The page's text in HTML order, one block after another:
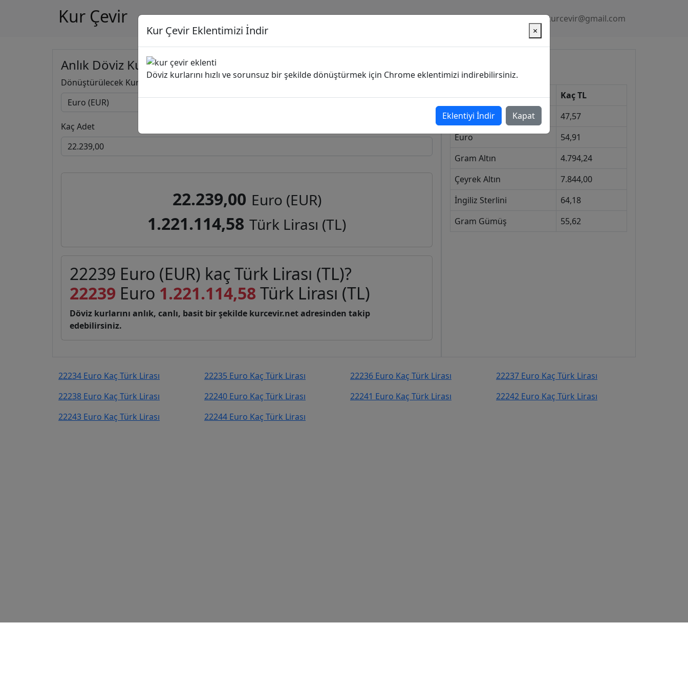
Kur Çevir Gizlilik Politikası kurcevir@gmail.com
Anlık Döviz Kuru Hesapla
Dönüştürülecek Kur Dönüşecek Kur
Kaç Adet
22.239,00 Euro (EUR)
1.221.114,58 Türk Lirası (TL)
22239 Euro (EUR) kaç Türk Lirası (TL)?
22239 Euro 1.221.114,58 Türk Lirası (TL)
Döviz kurlarını anlık, canlı, basit bir şekilde kurcevir.net adresinden takip
edebilirsiniz.
Kur
Kaç TL
Dolar
47,57
Euro
54,91
Gram Altın
4.794,24
Çeyrek Altın
7.844,00
İngiliz Sterlini
64,18
Gram Gümüş
55,62
22234 Euro Kaç Türk Lirası 22235 Euro Kaç Türk Lirası 22236 Euro Kaç Türk Lirası
22237 Euro Kaç Türk Lirası
22238 Euro Kaç Türk Lirası
22240 Euro Kaç Türk Lirası 22241 Euro Kaç Türk Lirası
22242 Euro Kaç Türk Lirası
22243 Euro Kaç Türk Lirası
22244 Euro Kaç Türk Lirası
Kur Çevir Eklentimizi İndir ×
Döviz kurlarını hızlı ve sorunsuz bir şekilde dönüştürmek için Chrome eklentimizi indirebilirsiniz.
Eklentiyi İndir Kapat